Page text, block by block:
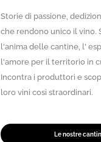
Storie di passione,
che rendono unico il vino.
l'anima delle cantine, l'
l'amore per il territorio in
Incontra i produttori e
loro vini così straordinari.
Le nostre